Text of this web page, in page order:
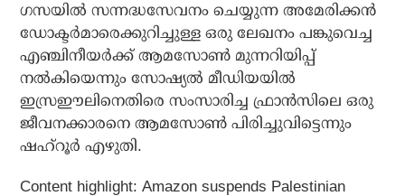
ഗസയില്‍ സന്നദ്ധസേവനം ചെയ്യുന്ന അമേരിക്കന്‍
ഡോക്ടര്‍മാരെക്കുറിച്ചുള്ള ഒരു ലേഖനം പങ്കുവെച്ച
എഞ്ചിനീയര്‍ക്ക് ആമസോണ്‍ മുന്നറിയിപ്പ്
നല്‍കിയെന്നും സോഷ്യല്‍ മീഡിയയില്‍
ഇസ്രഈലിനെതിരെ സംസാരിച്ച ഫ്രാന്‍സിലെ ഒരു
ജീവനക്കാരനെ ആമസോണ്‍ പിരിച്ചുവിട്ടെന്നും
ഷഹ്‌റൂര്‍ എഴുതി.
Content highlight: Amazon suspends Palestinian